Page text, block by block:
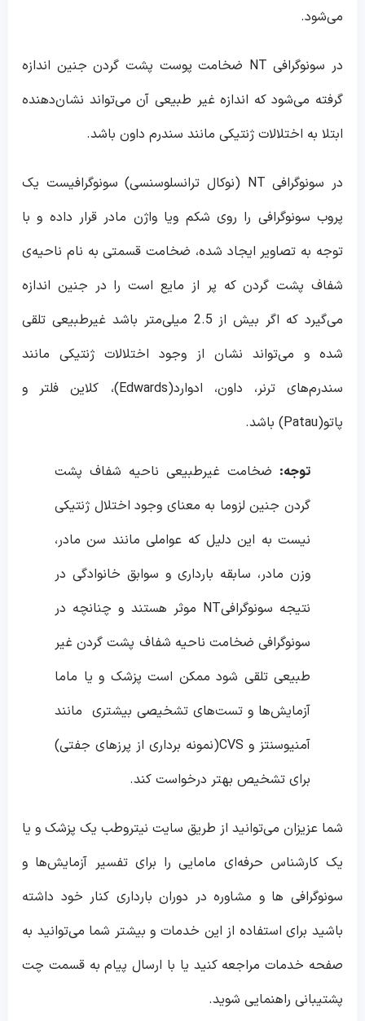
می‌شود.
در سونوگرافی NT ضخامت پوست پشت گردن جنین اندازه
گرفته می‌شود که اندازه غیر طبیعی آن می‌تواند نشان‌دهنده
ابتلا به اختلالات ژنتیکی مانند سندرم داون باشد.
در سونوگرافی NT (نوکال ترانسلوسنسی) سونوگرافیست یک
پروب سونوگرافی را روی شکم ویا واژن مادر قرار داده و با
توجه به تصاویر ایجاد شده، ضخامت قسمتی به نام ناحیه‌ی
شفاف پشت گردن که پر از مایع است را در جنین اندازه
می‌گیرد که اگر بیش از 2.5 میلی‌متر باشد غیرطبیعی تلقی
شده و می‌تواند نشان‌ از وجود اختلالات ژنتیکی مانند
سندرم‌های ترنر، داون، ادوارد(Edwards)، کلاین فلتر و
پاتو(Patau) باشد.
توجه: ضخامت غیرطبیعی ناحیه شفاف پشت
گردن جنین لزوما به معنای وجود اختلال ژنتیکی
نیست به این دلیل که عواملی مانند سن مادر،
وزن مادر، سابقه بارداری و سوابق خانوادگی در
نتیجه سونوگرافیNT موثر هستند و چنانچه در
سونوگرافی ضخامت ناحیه شفاف پشت گردن غیر
طبیعی تلقی شود ممکن است پزشک و یا ماما
آزمایش‌ها و تست‌های تشخیصی بیشتری مانند
آمنیوسنتز و CVS(نمونه برداری از پرزهای جفتی)
برای تشخیص بهتر درخواست کند.
شما عزیزان می‌توانید از طریق سایت نیتروطب یک پزشک و یا
یک کارشناس حرفه‌ای مامایی را برای تفسیر آزمایش‌ها و
سونوگرافی ها و مشاوره در دوران بارداری کنار خود داشته
باشید برای استفاده از این خدمات و بیشتر شما می‌توانید به
صفحه خدمات مراجعه کنید یا با ارسال پیام به قسمت چت
پشتیبانی راهنمایی شوید.